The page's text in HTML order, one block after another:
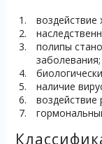
воздействие
полипы
заболевания;
наличие
воздействие